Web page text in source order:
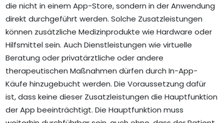
die nicht in einem App-Store, sondern in der Anwendung
direkt durchgeführt werden. Solche Zusatzleistungen
können zusätzliche Medizinprodukte wie Hardware oder
Hilfsmittel sein. Auch Dienstleistungen wie virtuelle
Beratung oder privatärztliche oder andere
therapeutischen Maßnahmen dürfen durch In-App-
Käufe hinzugebucht werden. Die Voraussetzung dafür
ist, dass keine dieser Zusatzleistungen die Hauptfunktion
der App beeinträchtigt. Die Hauptfunktion muss